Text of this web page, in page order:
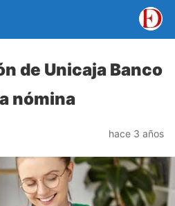
de Unicaja Banco
nómina
hace 3 años